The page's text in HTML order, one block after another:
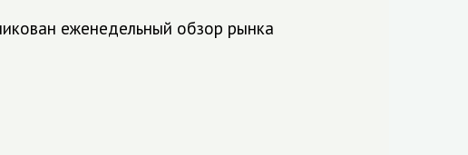
еженедельный обзор рынка